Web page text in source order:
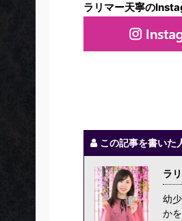
ラリマー天寧の
この記事を書いた
ラ
幼
か